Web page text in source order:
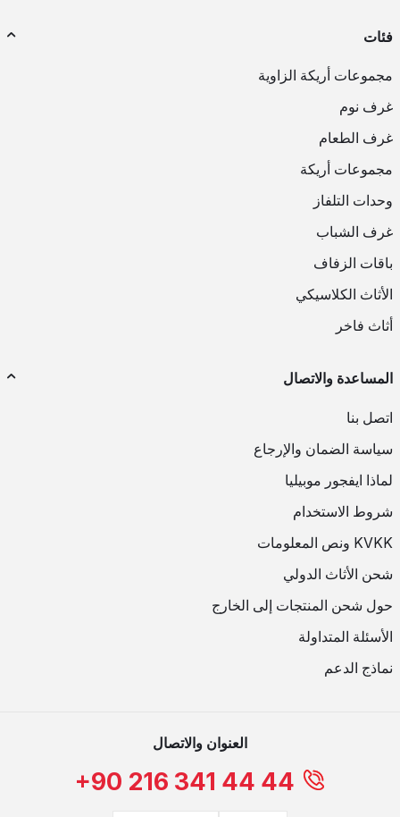
فئات
مجموعات أريكة الزاوية
غرف نوم
غرف الطعام
مجموعات أريكة
وحدات التلفاز
غرف الشباب
باقات الزفاف
الأثاث الكلاسيكي
أثاث فاخر
المساعدة والاتصال
اتصل بنا
سياسة الضمان والإرجاع
لماذا ايفجور موبيليا
شروط الاستخدام
KVKK ونص المعلومات
شحن الأثاث الدولي
حول شحن المنتجات إلى الخارج
الأسئلة المتداولة
نماذج الدعم
العنوان والاتصال
+90 216 341 44 44